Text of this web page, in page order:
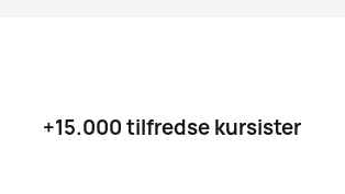
+15.000 tilfredse kursister